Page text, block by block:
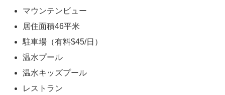
マウンテンビュー
居住面積46平米
駐車場（有料$45/日）
温水プール
温水キッズプール
レストラン